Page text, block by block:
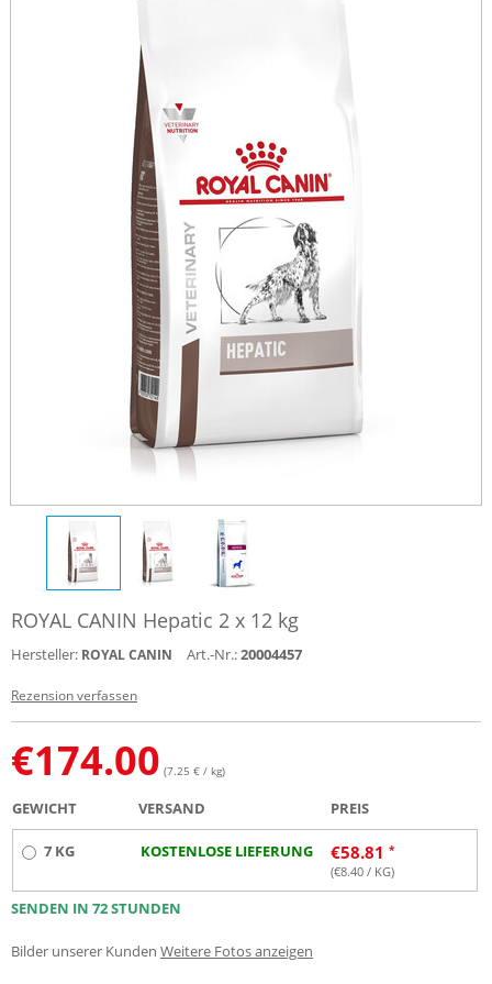
ROYAL CANIN Hepatic 2 x 12 kg
Hersteller: ROYAL CANIN Art.-Nr.:20004457
Rezension verfassen
€174.00 (7.25 € / kg)
GEWICHT VERSAND PREIS
7 KG KOSTENLOSE LIEFERUNG €58.81
(€8.40 / KG)
SENDEN IN 72 STUNDEN
Bilder unserer Kunden Weitere Fotos anzeigen